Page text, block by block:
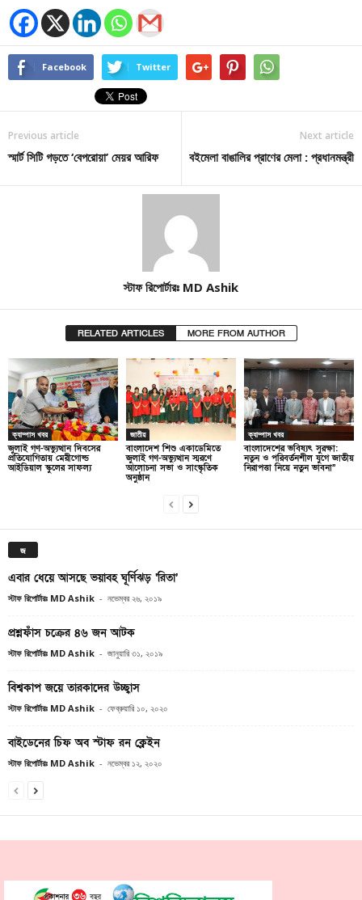
Facebook Twitter
Previous article
স্মার্ট সিটি গড়তে ‘বেপরোয়া’ মেয়র আরিফ
Next article
বইমেলা বাঙালির প্রাণের মেলা : প্রধানমন্ত্রী
স্টাফ রিপোর্টারঃ MD Ashik
RELATED ARTICLES MORE FROM AUTHOR
ক্যাম্পাস খবর
জুলাই গণ-অভ্যুত্থান দিবসের
প্রতিযোগিতায় মেরীগোল্ড
আইডিয়াল স্কুলের সাফল্য
জাতীয়
বাংলাদেশ শিশু একাডেমিতে
জুলাই গণ-অভ্যুত্থান স্মরণে
আলোচনা সভা ও সাংস্কৃতিক
অনুষ্ঠান
ক্যাম্পাস খবর
বাংলাদেশের ভবিষ্যৎ সুরক্ষা:
নতুন ও পরিবর্তনশীল যুগে জাতীয়
নিরাপত্তা নিয়ে নতুন ভাবনা”
জ
এবার ধেয়ে আসছে ভয়াবহ ঘূর্ণিঝড় ‘রিতা’
স্টাফ রিপোর্টারঃ MD Ashik - নভেম্বর ২৬, ২০১৯
প্রশ্নফাঁস চক্রের ৪৬ জন আটক
স্টাফ রিপোর্টারঃ MD Ashik - জানুয়ারি ৩১, ২০১৯
বিশ্বকাপ জয়ে তারকাদের উচ্ছ্বাস
স্টাফ রিপোর্টারঃ MD Ashik - ফেব্রুয়ারি ১০, ২০২০
বাইডেনের চিফ অব স্টাফ রন ক্লেইন
স্টাফ রিপোর্টারঃ MD Ashik - নভেম্বর ১২, ২০২০